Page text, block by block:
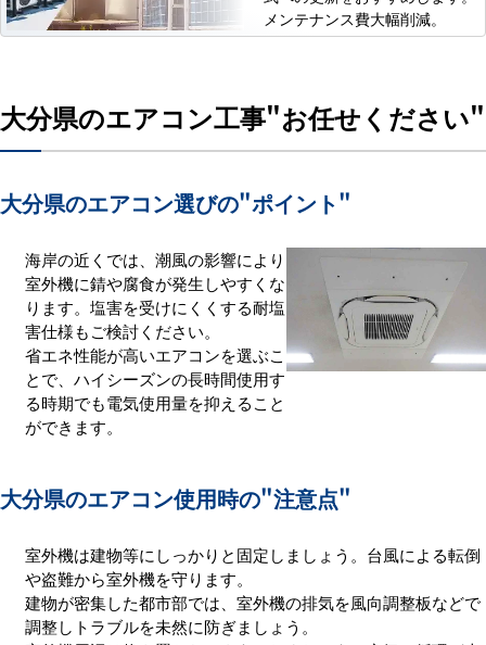
メンテナンス費大幅削減。
大分県のエアコン工事"お任せください"
大分県のエアコン選びの"ポイント"
海岸の近くでは、潮風の影響により
室外機に錆や腐食が発生しやすくな
ります。塩害を受けにくくする耐塩
害仕様もご検討ください。
省エネ性能が高いエアコンを選ぶこ
とで、ハイシーズンの長時間使用す
る時期でも電気使用量を抑えること
ができます。
大分県のエアコン使用時の"注意点"
室外機は建物等にしっかりと固定しましょう。台風による転倒
や盗難から室外機を守ります。
建物が密集した都市部では、室外機の排気を風向調整板などで
調整しトラブルを未然に防ぎましょう。